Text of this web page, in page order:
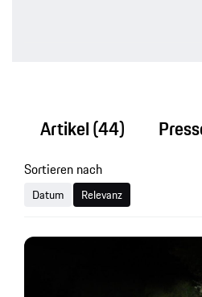
Artikel(44)
Sortieren nach
Datum Relevanz